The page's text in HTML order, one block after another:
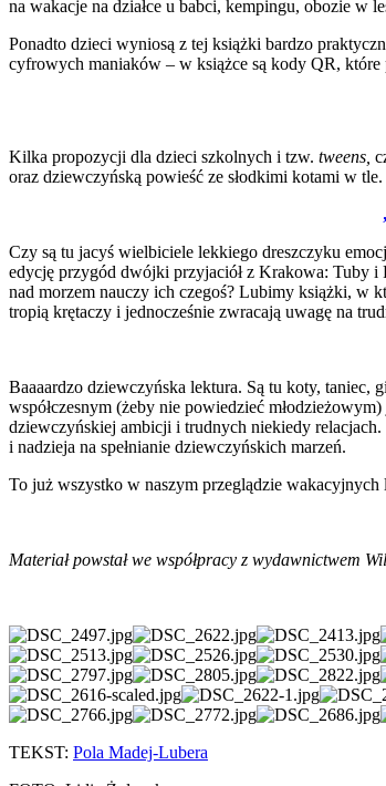
na wakacje na działce u babci, kempingu, obozie w
Ponadto dzieci wyniosą z tej książki bardzo
cyfrowych maniaków – w książce są kody QR, które
Kilka propozycji dla dzieci szkolnych i tzw. tweens,
oraz dziewczyńską powieść ze słodkimi kotami w tle.
Czy są tu jacyś wielbiciele lekkiego dreszczyku
edycję przygód dwójki przyjaciół z Krakowa: Tuby i
nad morzem nauczy ich czegoś? Lubimy książki, w
tropią krętaczy i jednocześnie zwracają uwagę na
Baaaardzo dziewczyńska lektura. Są tu koty,
współczesnym (żeby nie powiedzieć
dziewczyńskiej ambicji i trudnych niekiedy relacjach.
i nadzieja na spełnianie dziewczyńskich marzeń.
To już wszystko w naszym przeglądzie wakacyjnych
Materiał powstał we współpracy z wydawnictwem
TEKST: Pola Madej-Lubera